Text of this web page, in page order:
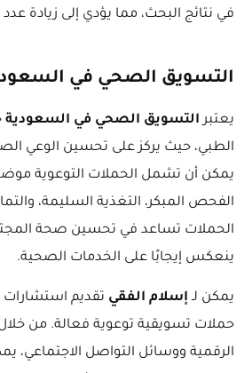
في نتائج البحث، مما يؤدي إلى زيادة عدد
التسويق الصحي في
يعتبر التسويق الصحي في السعودية
الطبي، حيث يركز على تحسين الوعي
يمكن أن تشمل الحملات التوعوية
الفحص المبكر، التغذية السليمة،
الحملات تساعد في تحسين صحة
ينعكس إيجابًا على الخدمات الصحية.
يمكن لـ إسلام الفقي تقديم
حملات تسويقية توعوية فعالة. من خلال
الرقمية ووسائل التواصل الاجتماعي،